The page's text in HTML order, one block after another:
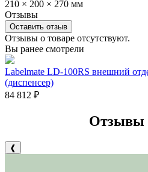
210 × 200 × 270 мм
Отзывы
Оставить отзыв
Отзывы о товаре отсутствуют.
Вы ранее смотрели
Labelmate LD-100RS внешний
(диспенсер)
84 812 ₽
Отзывы
❰